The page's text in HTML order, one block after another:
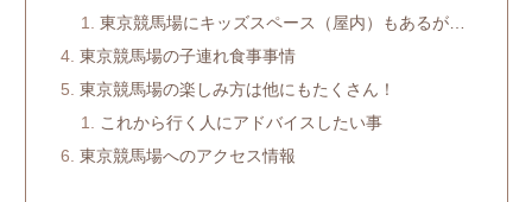
東京競馬場にキッズスペース（屋内）もあるが…
東京競馬場の子連れ食事事情
東京競馬場の楽しみ方は他にもたくさん！
これから行く人にアドバイスしたい事
東京競馬場へのアクセス情報